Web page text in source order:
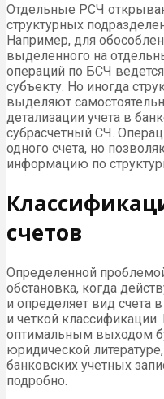
Отдельные РСЧ
структурных
Например, для
выделенного на
операций по БСЧ
субъекту. Но иногда
выделяют
детализации учета в
субрасчетный СЧ.
одного счета, но
информацию по
счетов
Определенной
обстановка, когда
и определяет вид счета
и четкой классификации.
оптимальным выходом
юридической
банковских учетных
подробно.